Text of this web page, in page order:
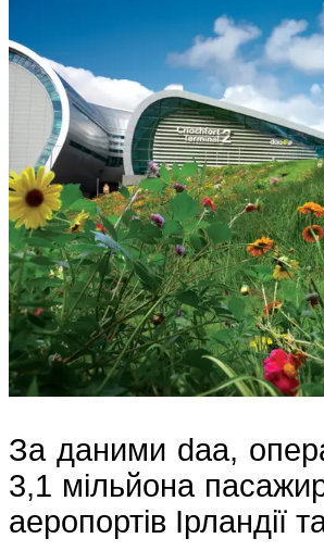
За даними daa,
3,1 мільйона
аеропортів Ірландії